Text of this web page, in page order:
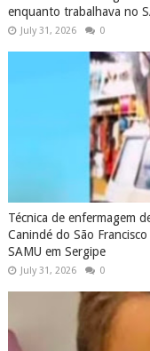
enquanto trabalhava no
July 31, 2026 0
Técnica de enfermagem
Canindé do São
SAMU em Sergipe
July 31, 2026 0